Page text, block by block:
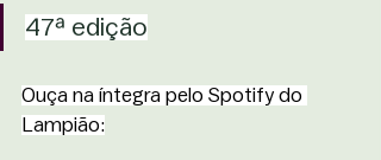
47ª edição
Ouça na íntegra pelo Spotify do
Lampião: